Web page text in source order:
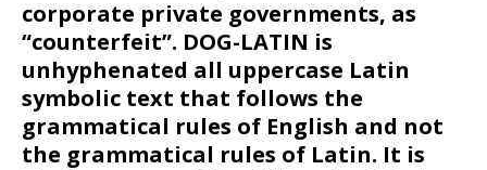
corporate private governments, as
“counterfeit”. DOG-LATIN is
unhyphenated all uppercase Latin
symbolic text that follows the
grammatical rules of English and not
the grammatical rules of Latin. It is